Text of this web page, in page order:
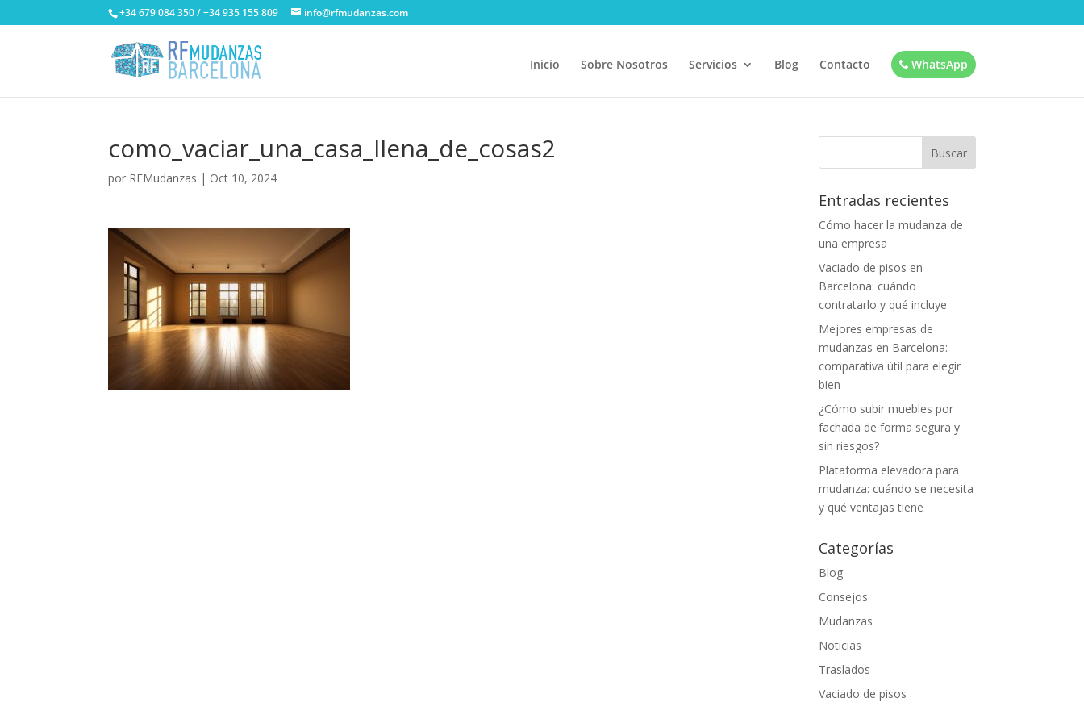
+34 679 084 350 / +34 935 155 809 info@rfmudanzas.com
Inicio Sobre Nosotros Servicios Blog Contacto WhatsApp
como_vaciar_una_casa_llena_de_cosas2
por RFMudanzas | Oct 10, 2024
Entradas recientes
Cómo hacer la mudanza de
una empresa
Vaciado de pisos en
Barcelona: cuándo
contratarlo y qué incluye
Mejores empresas de
mudanzas en Barcelona:
comparativa útil para elegir
bien
¿Cómo subir muebles por
fachada de forma segura y
sin riesgos?
Plataforma elevadora para
mudanza: cuándo se necesita
y qué ventajas tiene
Categorías
Blog
Consejos
Mudanzas
Noticias
Traslados
Vaciado de pisos